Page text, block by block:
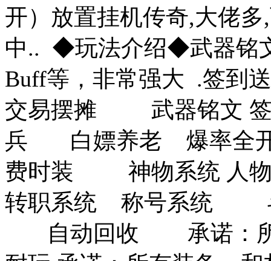
开）放置挂机传奇,大佬
中.. ◆玩法介绍◆武器铭
Buff等，非常强大 .签到
交易摆摊 武器铭文
兵 白嫖养老 爆率全
费时装 神物系统 人
转职系统 称号系统
自动回收 承诺：所